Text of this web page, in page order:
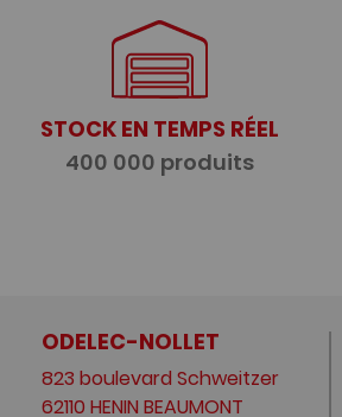
STOCK EN TEMPS RÉEL
400 000 produits
ODELEC-NOLLET
823 boulevard Schweitzer
62110 HENIN BEAUMONT